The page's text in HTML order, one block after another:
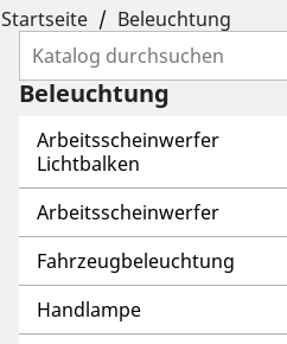
Startseite Beleuchtung
Beleuchtung
Arbeitsscheinwerfer
Lichtbalken
Arbeitsscheinwerfer
Fahrzeugbeleuchtung
Handlampe